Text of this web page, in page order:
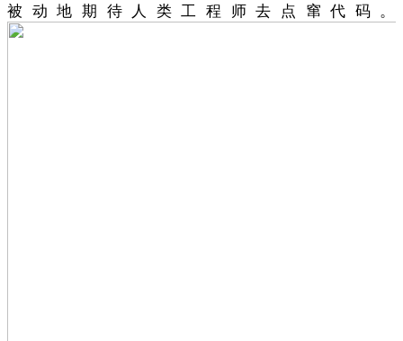
被动地期待人类工程师去点窜代码。